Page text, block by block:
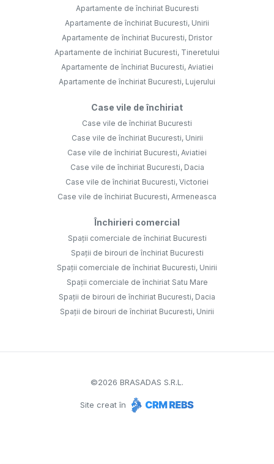
Apartamente de închiriat Bucuresti
Apartamente de închiriat Bucuresti, Unirii
Apartamente de închiriat Bucuresti, Dristor
Apartamente de închiriat Bucuresti, Tineretului
Apartamente de închiriat Bucuresti, Aviatiei
Apartamente de închiriat Bucuresti, Lujerului
Case vile de închiriat
Case vile de închiriat Bucuresti
Case vile de închiriat Bucuresti, Unirii
Case vile de închiriat Bucuresti, Aviatiei
Case vile de închiriat Bucuresti, Dacia
Case vile de închiriat Bucuresti, Victoriei
Case vile de închiriat Bucuresti, Armeneasca
Închirieri comercial
Spații comerciale de închiriat Bucuresti
Spații de birouri de închiriat Bucuresti
Spații comerciale de închiriat Bucuresti, Unirii
Spații comerciale de închiriat Satu Mare
Spații de birouri de închiriat Bucuresti, Dacia
Spații de birouri de închiriat Bucuresti, Unirii
©2026 BRASADAS S.R.L.
Site creat în